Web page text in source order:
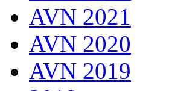
AVN 2021
AVN 2020
AVN 2019